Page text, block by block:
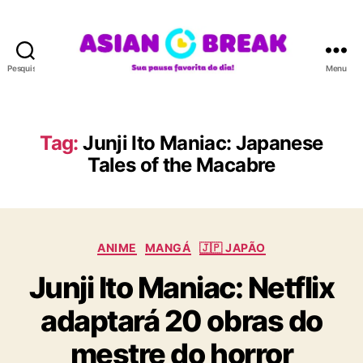
Pesquisar
A
N
B
E
K
Menu
Tag: Junji Ito Maniac: Japanese
Tales of the Macabre
C
t
e
g
o
r
ANIME MANGÁ 🇯🇵 JAPÃO
Junji Ito Maniac: Netflix
adaptará 20 obras do
mestre do horror